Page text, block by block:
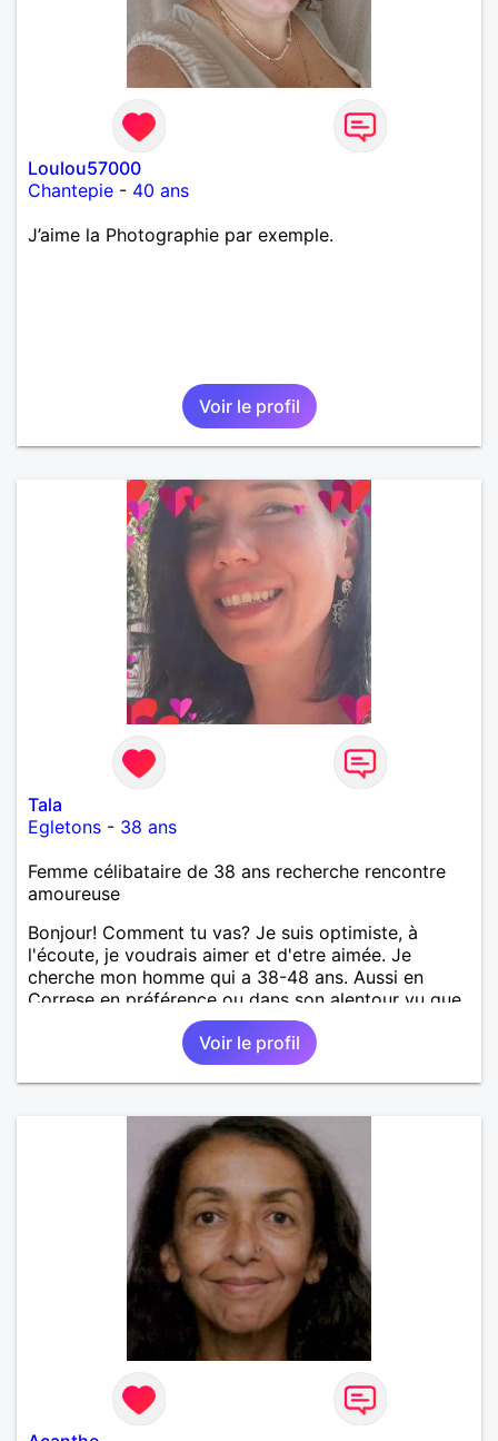
Loulou57000
Chantepie - 40 ans
J’aime la Photographie par exemple.
Voir le profil
Tala
Egletons - 38 ans
Femme célibataire de 38 ans recherche rencontre
amoureuse
Bonjour! Comment tu vas? Je suis optimiste, à
l'écoute, je voudrais aimer et d'etre aimée. Je
cherche mon homme qui a 38-48 ans. Aussi en
Correse en préférence ou dans son alentour vu que
je travaille en CDI et je ne peux pas souvent
voyager loin. Merci. Bon chance à tout le monde.
Voir le profil